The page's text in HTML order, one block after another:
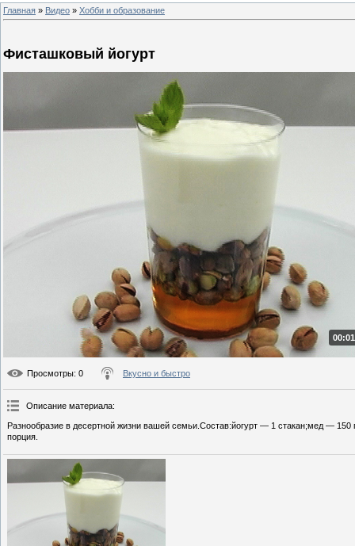
Главная » Видео » Хобби и образование
Фисташковый йогурт
Просмотры: 0 Вкусно и быстро
Описание материала:
Разнообразие в десертной жизни вашей семьи.Состав:йогурт — 1 стакан;мед —
порция.